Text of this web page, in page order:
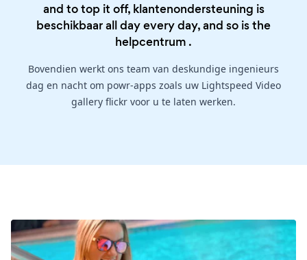
and to top it off, klantenondersteuning is
beschikbaar all day every day, and so is the
helpcentrum .
Bovendien werkt ons team van deskundige ingenieurs
dag en nacht om powr-apps zoals uw Lightspeed Video
gallery flickr voor u te laten werken.